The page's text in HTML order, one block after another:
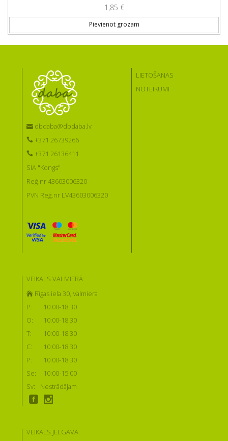
1,85 €
Pievienot grozam
dbdaba@dbdaba.lv
+371 26739266
+371 26136411
SIA "Kongs"
Reģ.nr 43603006320
PVN Reģ.nr LV43603006320
LIETOŠANAS
NOTEIKUMI
VEIKALS VALMIERĀ:
Rīgas iela 30, Valmiera
P:
10:00-18:30
O:
10:00-18:30
T:
10:00-18:30
C:
10:00-18:30
P:
10:00-18:30
Se:
10:00-15:00
Sv:
Nestrādājam
VEIKALS JELGAVĀ: